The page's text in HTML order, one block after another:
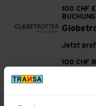
100 CHF
BUCHUNG
Jetzt
100 CHF